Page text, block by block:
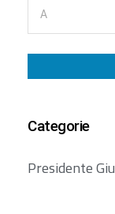
Categorie
Presidente